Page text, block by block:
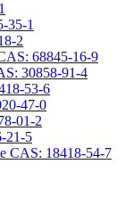
35-1
2
68845-16-9
30858-91-4
53-6
47-0
01-2
21-5
CAS: 18418-54-7